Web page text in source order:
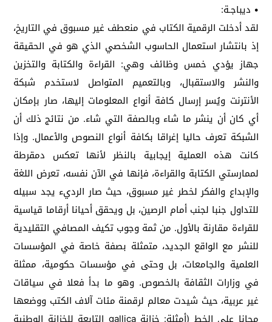
• ديباجـة:
لقد أدخلت الرقمية الكتاب في منعطف غير مسبوق في التاريخ،
إذ بانتشار استعمال الحاسوب الشخصي الذي هو في الحقيقة
جهاز يؤدي خمس وظائف وهي: القراءة والكتابة والتخزين
والنشر والاستقبال، وبالتعميم المتواصل لاستخدم شبكة
الأنترنت ويُسر إرسال كافة أنواع المعلومات إليها، صار بإمكان
أي كان أن ينشر ما شاء وبالصفة التي شاء. من نتائج ذلك أن
الشبكة تعرف حاليا إغراقا بكافة أنواع النصوص والأعمال. وإذا
كانت هذه العملية إيجابية بالنظر لأنها تعكس دمقرطة
لممارستي الكتابة والقراءة، فإنها في الآن نفسه، تعرض اللغة
والإبداع والفكر لخطر غير مسبوق، حيث صار الرديء يجد سبيله
للتداول جنبا لجنب أمام الرصين، بل ويحقق أحيانا أرقاما قياسية
للقراءة مقارنة بالأول. من ثمة وجوب تكيف المصافي التقليدية
للنشر مع الواقع الجديد، متمثلة بصفة خاصة في المؤسسات
العلمية والجامعات، بل وحتى في مؤسسات حكومية، ممثلة
في وزارات الثقافة بالخصوص. وهو ما بدأ فعلا في سياقات
غير عربية، حيث شيدت معالم لرقمنة مئات آلاف الكتب ووضعها